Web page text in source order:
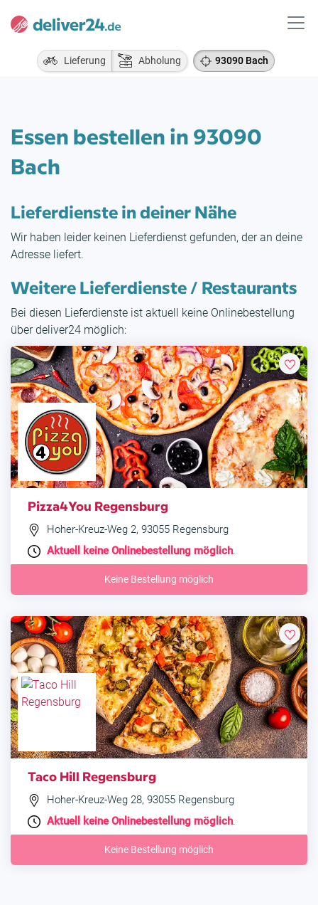
Lieferung Abholung 93090 Bach
Essen bestellen in 93090
Bach
Lieferdienste in deiner Nähe
Wir haben leider keinen Lieferdienst gefunden, der an deine
Adresse liefert.
Weitere Lieferdienste / Restaurants
Bei diesen Lieferdienste ist aktuell keine Onlinebestellung
über deliver24 möglich:
Pizza4You Regensburg
Hoher-Kreuz-Weg 2, 93055 Regensburg
Aktuell keine Onlinebestellung möglich.
Keine Bestellung möglich
Taco Hill Regensburg
Hoher-Kreuz-Weg 28, 93055 Regensburg
Aktuell keine Onlinebestellung möglich.
Keine Bestellung möglich